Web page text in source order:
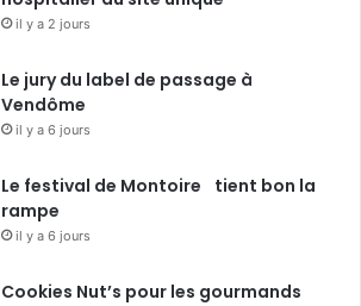
il y a 2 jours
Le jury du label de passage à
Vendôme
il y a 6 jours
Le festival de Montoire tient bon la
rampe
il y a 6 jours
Cookies Nut’s pour les gourmands